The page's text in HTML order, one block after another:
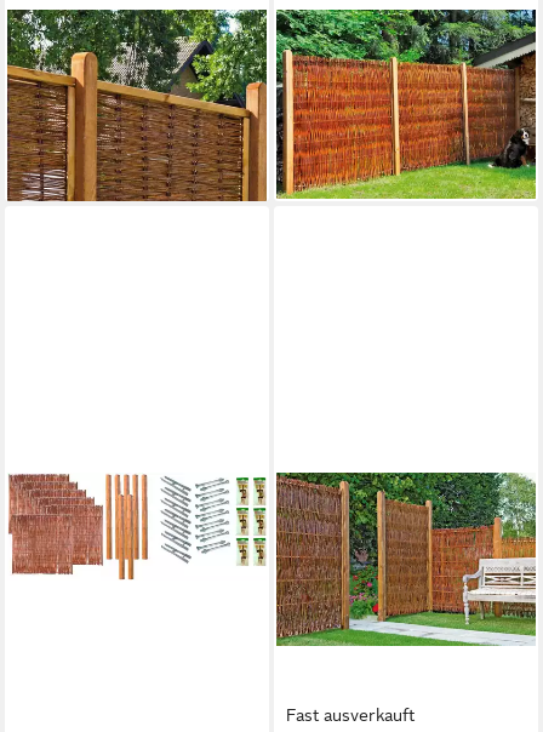
TETZNER & JENTZSCH
Weidenzaun Fresno 4, (Set),
6 Elemente, LxH: 783x180 cm
999,99 €
UVP1.014,67 €
-1%
lieferbar in 2 Wochen
TETZNER & JENTZSCH
Weidenzaun Fontana 6, (Set),
8 Elemente, LxH: 1521x180
cm
1.689,99 €
lieferbar in 2 Wochen
Fast ausverkauft